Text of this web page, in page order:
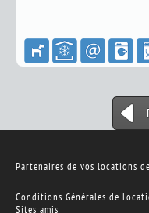
Partenaires de vos locations
Conditions Générales de
Sites amis